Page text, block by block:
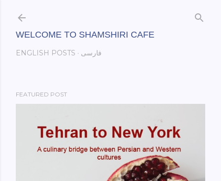
WELCOME TO SHAMSHIRI CAFE
ENGLISH POSTS فارسی
FEATURED POST